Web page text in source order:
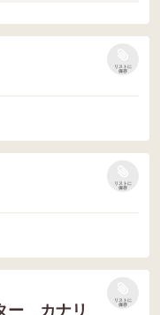
リストに
保存
リストに
保存
ー カナリ
リストに
保存